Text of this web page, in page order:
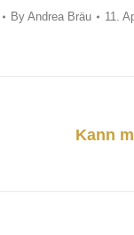
By Andrea Bräu 11.
Next
Kann